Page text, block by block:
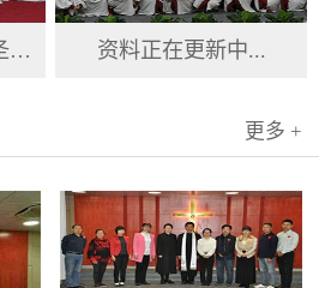
2015年12月，罗湖堂圣诞节 资料正在更新中...
更多 +